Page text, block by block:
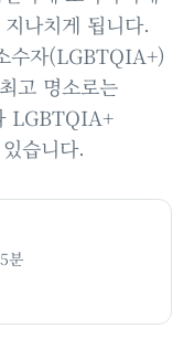
나치게 됩니다.
수자(LGBTQIA+)
고 명소로는
LGBTQIA+
습니다.
분